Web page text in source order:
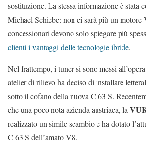
sostituzione. La stessa informazione è stata
Michael Schiebe: non ci sarà più un motore
concessionari devono solo spiegare più
clienti i vantaggi delle tecnologie ibride.
Nel frattempo, i tuner si sono messi
atelier di rilievo ha deciso di installare
sotto il cofano della nuova C 63 S.
che una poco nota azienda austriaca, la
realizzato un simile scambio e ha dotato
C 63 S dell’amato V8.